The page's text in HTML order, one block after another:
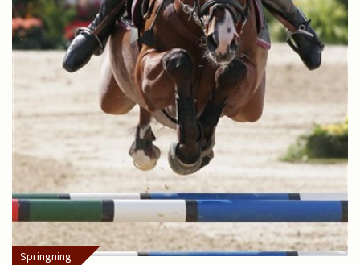
Springning